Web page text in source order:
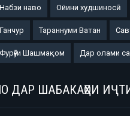
наво Ойини худшиносӣ
Тараннуми Ватан
Шашмақом Дар олами
ДАР ШАБАКАҲОИ